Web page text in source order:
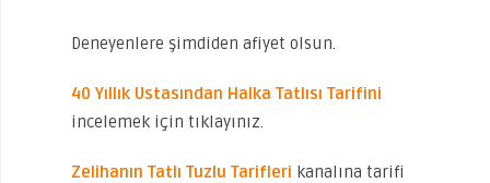
Deneyenlere şimdiden afiyet olsun.
40 Yıllık Ustasından Halka Tatlısı Tarifini
incelemek için tıklayınız.
Zelihanın Tatlı Tuzlu Tarifleri kanalına tarifi